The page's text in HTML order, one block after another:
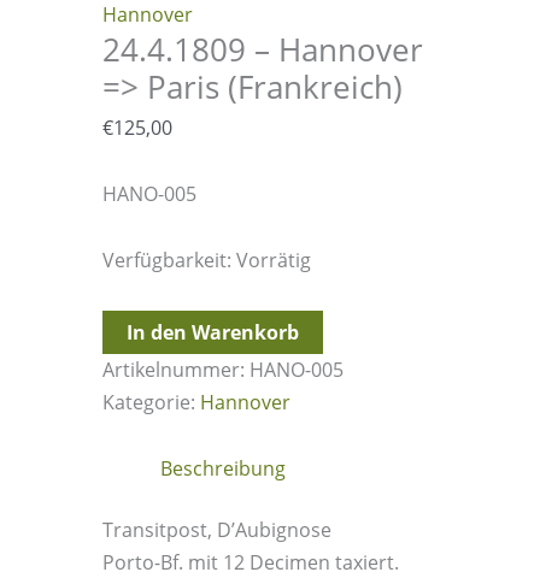
Hannover
24.4.1809 – Hannover
=> Paris (Frankreich)
€125,00
HANO-005
Verfügbarkeit: Vorrätig
24.4.1809
-
Hannover
Menge
In den Warenkorb
Artikelnummer: HANO-005
Kategorie: Hannover
Beschreibung
Transitpost, D’Aubignose
Porto-Bf. mit 12 Decimen taxiert.